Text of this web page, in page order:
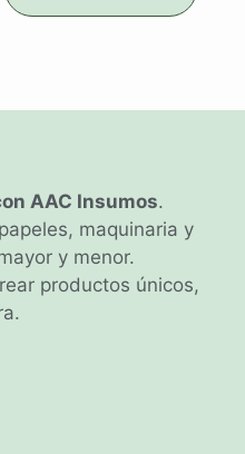
AAC Insumos.
maquinaria y
y menor.
productos únicos,